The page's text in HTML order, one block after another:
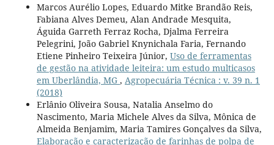
Marcos Aurélio Lopes, Eduardo Mitke Brandão Reis,
Fabiana Alves Demeu, Alan Andrade Mesquita,
Águida Garreth Ferraz Rocha, Djalma Ferreira
Pelegrini, João Gabriel Knynichala Faria, Fernando
Etiene Pinheiro Teixeira Júnior, Uso de ferramentas
de gestão na atividade leiteira: um estudo multicasos
em Uberlândia, MG , Agropecuária Técnica : v. 39 n. 1
(2018)
Erlânio Oliveira Sousa, Natalia Anselmo do
Nascimento, Maria Michele Alves da Silva, Mônica de
Almeida Benjamim, Maria Tamires Gonçalves da Silva,
Elaboração e caracterização de farinhas de polpa de